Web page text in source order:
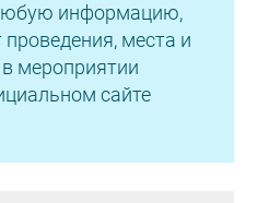
информацию,
места и
мероприятии
сайте